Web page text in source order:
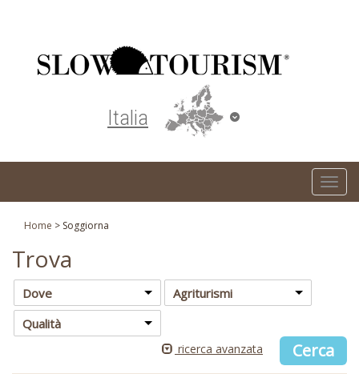
Turismo responsabile ed ecosostenibile
Italia
T
o
v
i
Home > Soggiorna
Trova
Dove
Agriturismi
Qualità
ricerca avanzata